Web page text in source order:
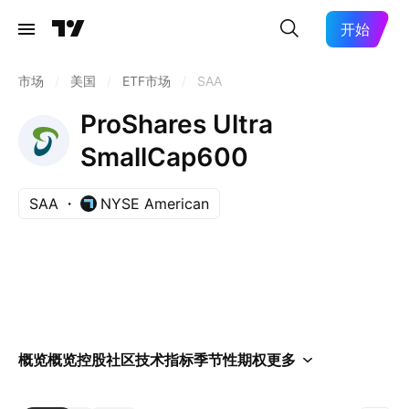
开始
市场 美国 ETF市场 SAA
ProShares Ultra
SmallCap600
SAA NYSE American
概览概览控股社区技术指标季节性期权更多